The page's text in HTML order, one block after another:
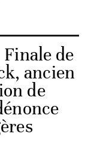
de
ancien
de